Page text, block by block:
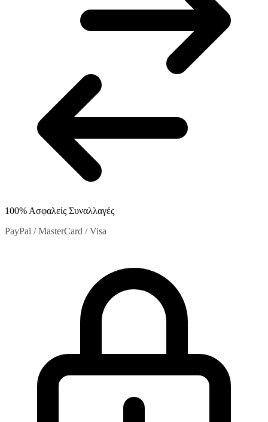
σελίδα
100% Ασφαλείς Συναλλαγές
PayPal / MasterCard / Visa